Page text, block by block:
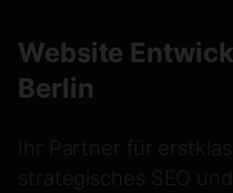
Website
Berlin